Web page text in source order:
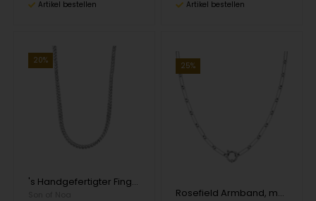
Artikel bestellen Artikel bestellen
20%
's Handgefertigter Fingerring aus 8 kt Gold mit 1 Diamanten im Brillantschliff
25%
Rosefield Armband, model JNRRS-J615